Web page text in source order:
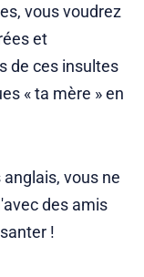
vous voudrez
et
de ces insultes
« ta mère » en
vous ne
des amis
!